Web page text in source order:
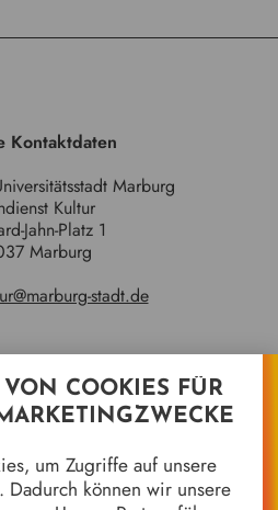
COOKIES FÜR
um Zugriffe auf unsere
Dadurch können wir unsere
Kontaktdaten
Marburg
Kultur
Jahn-Platz 1
Marburg
stadt.de
Kameramuseum
in 8 Objekten